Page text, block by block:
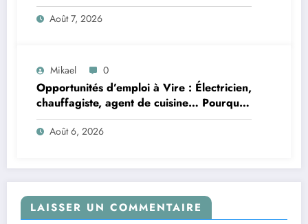
Août 7, 2026
Mikael 0
Opportunités d’emploi à Vire : Électricien,
chauffagiste, agent de cuisine… Pourquoi
ne pas tenter votre chance ?
Août 6, 2026
LAISSER UN COMMENTAIRE